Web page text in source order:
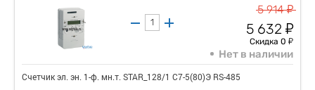
5 914у
5 632 у
Скидка 0 у
Нет в наличии
Счетчик эл. эн. 1-ф. мн.т. STAR_128/1 С7-5(80)Э RS-485